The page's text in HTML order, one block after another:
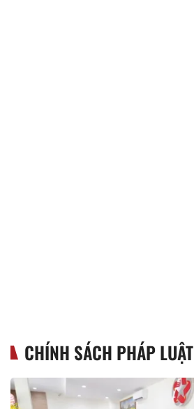
CHÍNH SÁCH PHÁP LUẬT